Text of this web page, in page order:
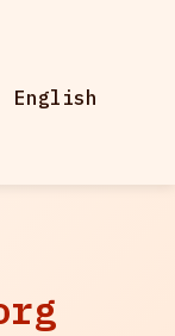
English